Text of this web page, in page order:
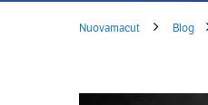
Nuovamacut Blog